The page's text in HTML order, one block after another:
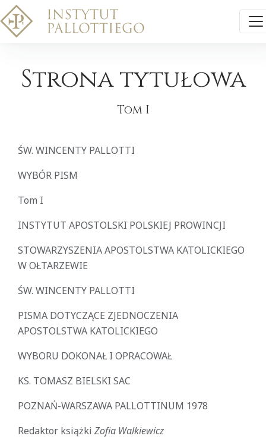
Strona tytułowa
Tom I
ŚW. WINCENTY PALLOTTI
WYBÓR PISM
Tom I
INSTYTUT APOSTOLSKI POLSKIEJ PROWINCJI
STOWARZYSZENIA APOSTOLSTWA KATOLICKIEGO
W OŁTARZEWIE
ŚW. WINCENTY PALLOTTI
PISMA DOTYCZĄCE ZJEDNOCZENIA
APOSTOLSTWA KATOLICKIEGO
WYBORU DOKONAŁ I OPRACOWAŁ
KS. TOMASZ BIELSKI SAC
POZNAŃ-WARSZAWA PALLOTTINUM 1978
Redaktor książki Zofia Walkiewicz